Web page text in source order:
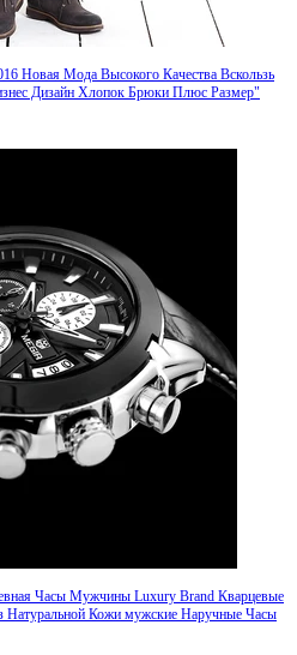
Новая Мода Высокого Качества Вскользь
Дизайн Хлопок Брюки Плюс Размер"
Часы Мужчины Luxury Brand Кварцевые
Кожи мужские Наручные Часы